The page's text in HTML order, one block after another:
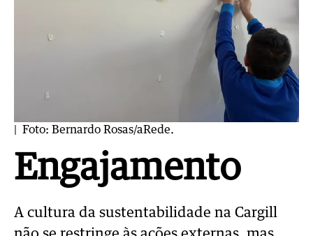
| Foto: Bernardo Rosas/aRede.
Engajamento
A cultura da sustentabilidade na Cargill